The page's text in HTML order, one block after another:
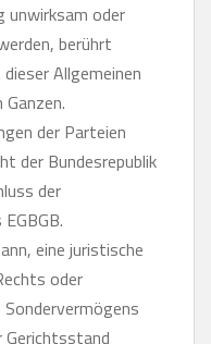
unwirksam oder
berührt
Allgemeinen
der Parteien
der Bundesrepublik
der
eine juristische
oder
Gerichtsstand